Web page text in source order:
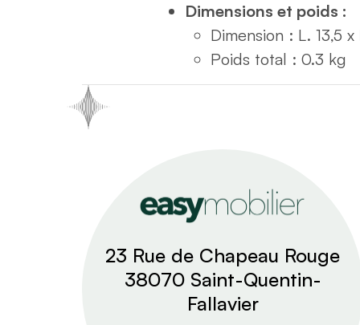
Dimensions et poids :
Dimension : L. 13,5
Poids total : 0.3 kg
23 Rue de Chapeau Rouge
38070 Saint-Quentin-
Fallavier